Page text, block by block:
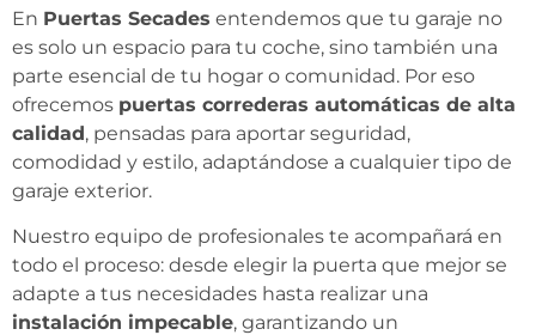
En Puertas Secades entendemos que tu garaje no
es solo un espacio para tu coche, sino también una
parte esencial de tu hogar o comunidad. Por eso
ofrecemos puertas correderas automáticas de alta
calidad, pensadas para aportar seguridad,
comodidad y estilo, adaptándose a cualquier tipo de
garaje exterior.
Nuestro equipo de profesionales te acompañará en
todo el proceso: desde elegir la puerta que mejor se
adapte a tus necesidades hasta realizar una
instalación impecable, garantizando un